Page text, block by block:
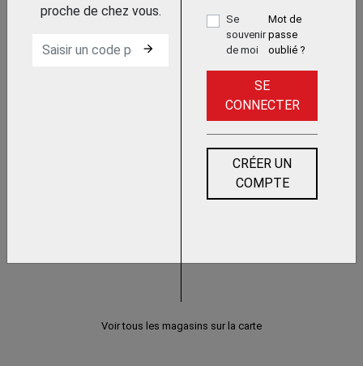
Trouvez le chez votre
proche de chez vous.
arrow_forward
Se
souvenir
de moi
Mot de
passe
oublié ?
SE
CONNECTER
CRÉER UN
COMPTE
Voir tous les magasins sur la carte